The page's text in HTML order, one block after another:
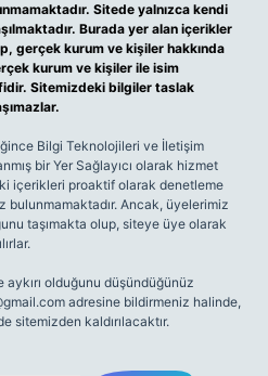
Sitede yalnızca kendi
Burada yer alan içerikler
gerçek kurum ve kişiler hakkında
kurum ve kişiler ile isim
Sitemizdeki bilgiler taslak
Bilgi Teknolojileri ve İletişim
bir Yer Sağlayıcı olarak hizmet
içerikleri proaktif olarak denetleme
bulunmamaktadır. Ancak, üyelerimiz
taşımakta olup, siteye üye olarak
olduğunu düşündüğünüz
adresine bildirmeniz halinde,
sitemizden kaldırılacaktır.